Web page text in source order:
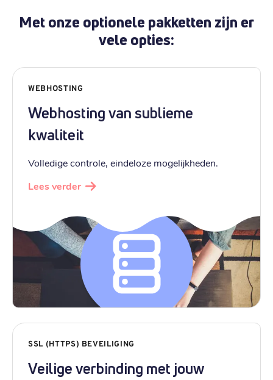
Met onze optionele pakketten zijn er
vele opties:
WEBHOSTING
Webhosting van sublieme
kwaliteit
Volledige controle, eindeloze mogelijkheden.
Lees verder
SSL (HTTPS) BEVEILIGING
Veilige verbinding met jouw